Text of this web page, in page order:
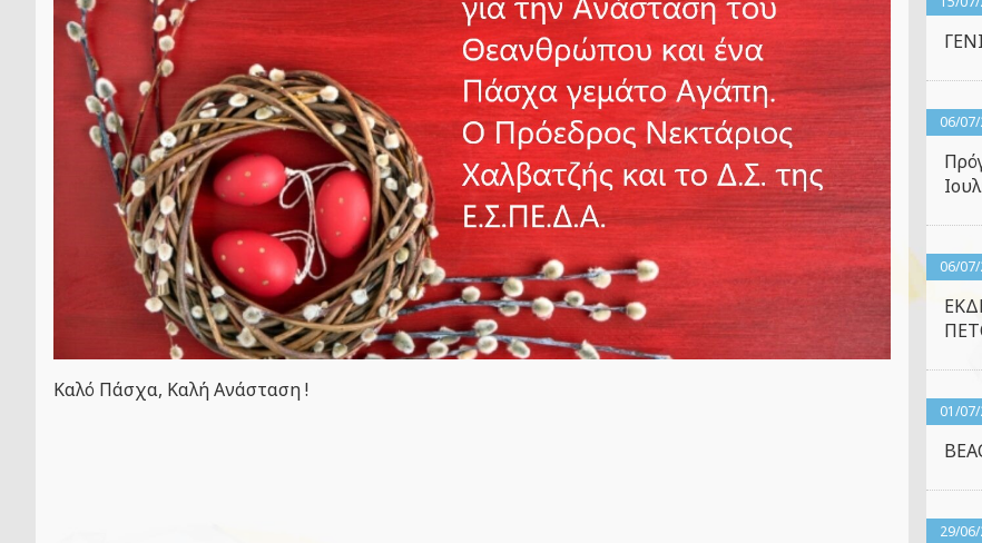
Καλό Πάσχα, Καλή Ανάσταση !
06/
06/
01/
29/